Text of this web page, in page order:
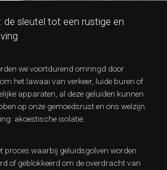
de sleutel tot een rustige en
we voortdurend omringd door
het lawaai van verkeer, luide buren of
apparaten, al deze geluiden kunnen
op onze gemoedsrust en ons welzijn.
akoestische isolatie.
proces waarbij geluidsgolven worden
of geblokkeerd om de overdracht van